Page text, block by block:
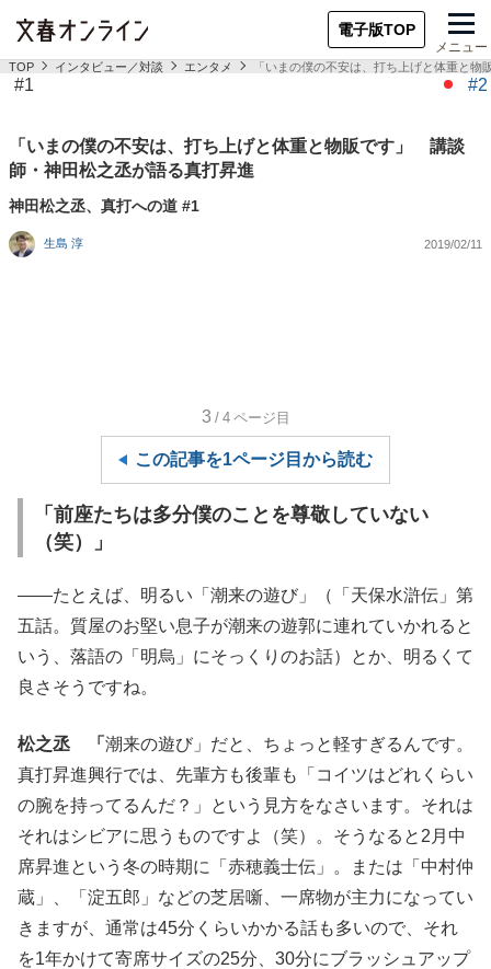
電子版TOP
メニュー
TOP インタビュー／対談 エンタメ 「いまの僕の不安は、打ち上げと体重と
#1 #2
「いまの僕の不安は、打ち上げと体重と物販です」 講談
師・神田松之丞が語る真打昇進
神田松之丞、真打への道 #1
生島 淳 2019/02/11
3 /4 ページ目
この記事を1ページ目から読む
「前座たちは多分僕のことを尊敬していない
（笑）」
――たとえば、明るい「潮来の遊び」（「天保水滸伝」第
五話。質屋のお堅い息子が潮来の遊郭に連れていかれると
いう、落語の「明烏」にそっくりのお話）とか、明るくて
良さそうですね。
松之丞 「 潮来の遊び」だと、ちょっと軽すぎるんです。
真打昇進興行では、先輩方も後輩も「コイツはどれくらい
の腕を持ってるんだ？」という見方をなさいます。それは
それはシビアに思うものですよ（笑）。そうなると2月中
席昇進という冬の時期に「赤穂義士伝」。または「中村仲
蔵」、「淀五郎」などの芝居噺、一席物が主力になってい
きますが、通常は45分くらいかかる話も多いので、それ
を1年かけて寄席サイズの25分、30分にブラッシュアップ